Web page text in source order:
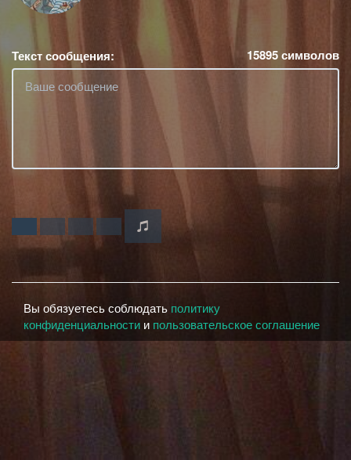
Текст сообщения: 15895символов
Вы обязуетесь соблюдать политику
конфиденциальности и пользовательское соглашение